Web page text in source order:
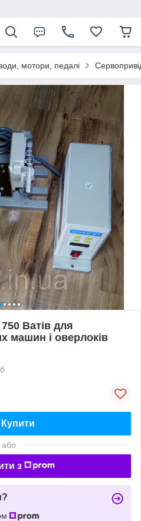
мотори, педалі
Ватів для
машин і оверлоків
Купити
або
з